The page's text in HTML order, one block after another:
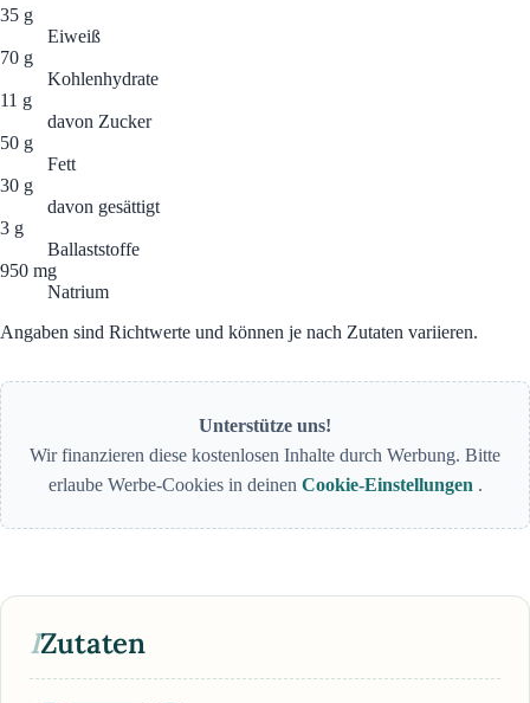
35 g
Eiweiß
70 g
Kohlenhydrate
11 g
davon Zucker
50 g
Fett
30 g
davon gesättigt
3 g
Ballaststoffe
950 mg
Natrium
Angaben sind Richtwerte und können je nach Zutaten variieren.
Unterstütze uns!
Wir finanzieren diese kostenlosen Inhalte durch Werbung. Bitte
erlaube Werbe-Cookies in deinen Cookie-Einstellungen .
IZutaten